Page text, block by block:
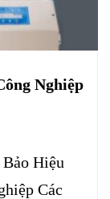
Nghiệp
Hiệu
Các